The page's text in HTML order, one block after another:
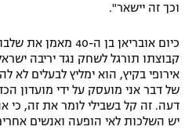
לוח דרושים – ג'ובנט
תגיות
וכך זה יישאר".
כיום אובריאן בן ה-
קבוצתו תורגל לשחק נגד יריבה
אירופי בקיץ, הוא ימליץ לבעלים לא
של דבר אני מועסק על ידי מועדון
דעה. זה קל בשבילי לומר את זה, כי
יש השלכות לאי הופעה ואנשים